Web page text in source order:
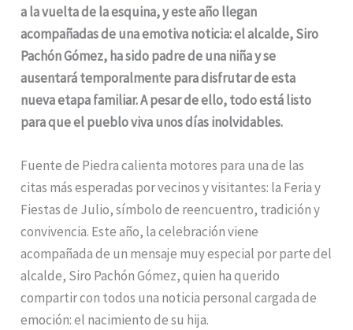
a la vuelta de la esquina, y este año llegan
acompañadas de una emotiva noticia: el alcalde, Siro
Pachón Gómez, ha sido padre de una niña y se
ausentará temporalmente para disfrutar de esta
nueva etapa familiar. A pesar de ello, todo está listo
para que el pueblo viva unos días inolvidables.
Fuente de Piedra calienta motores para una de las
citas más esperadas por vecinos y visitantes: la Feria y
Fiestas de Julio, símbolo de reencuentro, tradición y
convivencia. Este año, la celebración viene
acompañada de un mensaje muy especial por parte del
alcalde, Siro Pachón Gómez, quien ha querido
compartir con todos una noticia personal cargada de
emoción: el nacimiento de su hija.